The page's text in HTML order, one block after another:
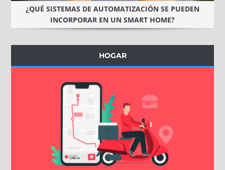
¿QUÉ SISTEMAS DE AUTOMATIZACIÓN SE PUEDEN
INCORPORAR EN UN SMART HOME?
HOGAR